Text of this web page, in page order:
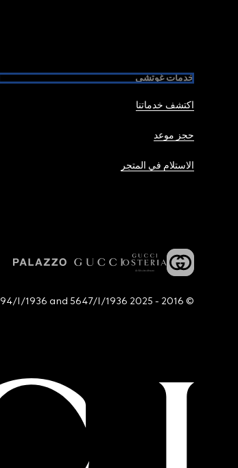
خدمات غوتشي
اكتشف خدماتنا
حجز موعد
الاستلام في المتجر
© 2016 - 2025 Guccio Gucci S.p.A. - All rights reserved. SIAE LICENCE # 2294/I/1936 and 5647/I/1936